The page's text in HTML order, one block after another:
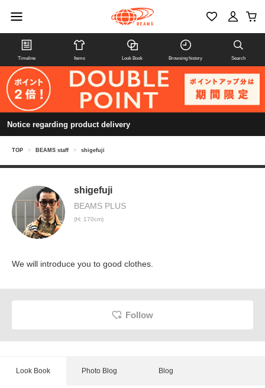
Timeline Items Look Book Browsing history Search
Notice regarding product delivery
TOP > BEAMS staff > shigefuji
shigefuji
BEAMS PLUS
(H: 170cm)
We will introduce you to good clothes.
Follow
Look Book Photo Blog Blog